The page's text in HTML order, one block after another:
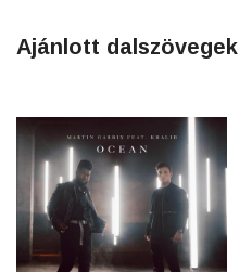
Ajánlott dalszövegek